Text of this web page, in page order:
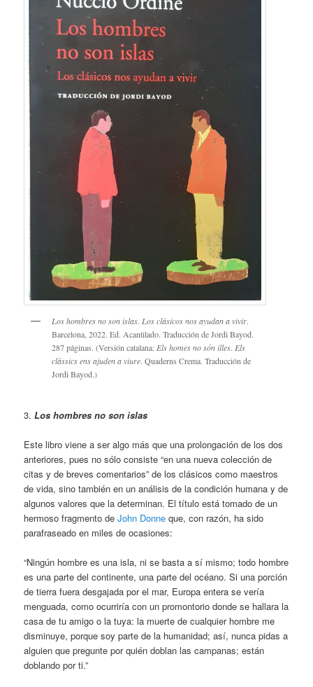
Los hombres no son islas. Los clásicos nos ayudan a vivir.
Barcelona, 2022. Ed. Acantilado. Traducción de Jordi Bayod.
287 páginas. (Versión catalana:Els homes no són illes. Els
clàssics ens ajuden a viure. Quaderns Crema. Traducción de
Jordi Bayod.)
3. Los hombres no son islas
Este libro viene a ser algo más que una prolongación de los dos
anteriores, pues no sólo consiste “en una nueva colección de
citas y de breves comentarios” de los clásicos como maestros
de vida, sino también en un análisis de la condición humana y de
algunos valores que la determinan. El título está tomado de un
hermoso fragmento deJohn Donne que, con razón, ha sido
parafraseado en miles de ocasiones:
“Ningún hombre es una isla, ni se basta a sí mismo; todo hombre
es una parte del continente, una parte del océano. Si una porción
de tierra fuera desgajada por el mar, Europa entera se vería
menguada, como ocurriría con un promontorio donde se hallara la
casa de tu amigo o la tuya: la muerte de cualquier hombre me
disminuye, porque soy parte de la humanidad; así, nunca pidas a
alguien que pregunte por quién doblan las campanas; están
doblando por ti.”